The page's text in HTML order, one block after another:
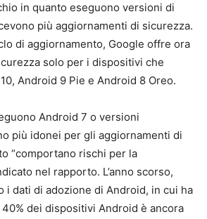
in quanto eseguono versioni di
più aggiornamenti di sicurezza.
di aggiornamento, Google offre ora
solo per i dispositivi che
Android 9 Pie e Android 8 Oreo.
Android 7 o versioni
più idonei per gli aggiornamenti di
“comportano rischi per la
nel rapporto. L’anno scorso,
i dati di adozione di Android, in cui ha
dei dispositivi Android è ancora